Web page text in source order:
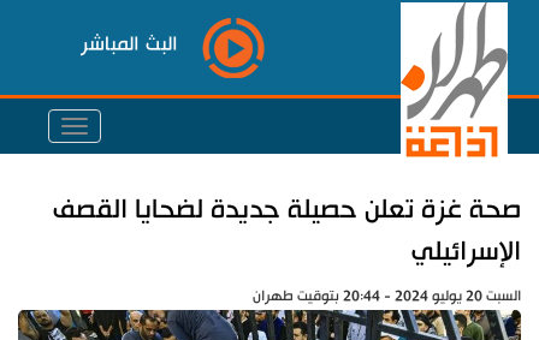
البث المباشر
صحة غزة تعلن حصيلة جديدة لضحايا القصف
الإسرائيلي
السبت 20 يوليو 2024 - 20:44 بتوقيت طهران